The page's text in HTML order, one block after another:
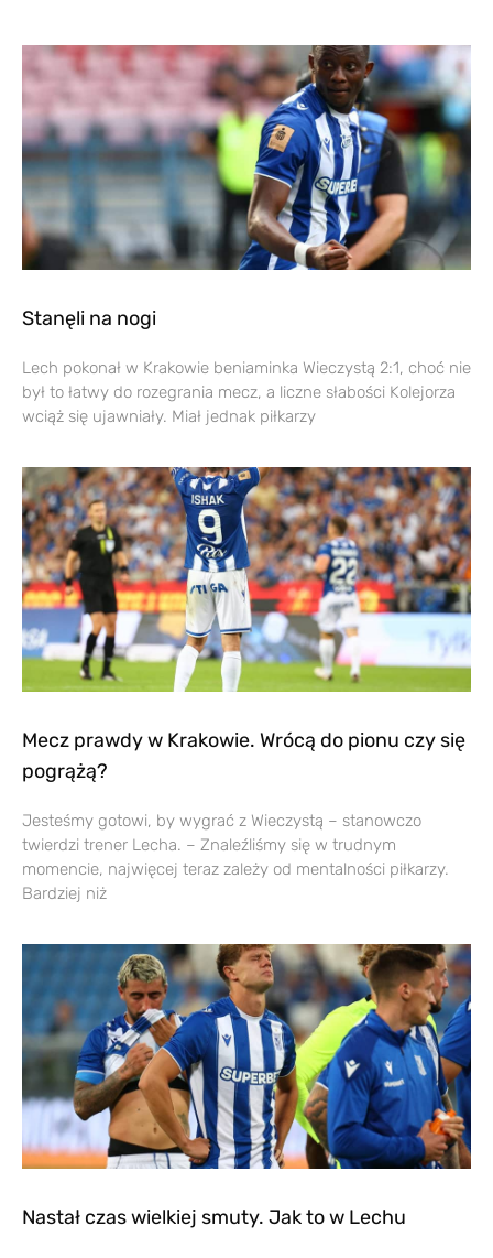
Stanęli na nogi
Lech pokonał w Krakowie beniaminka Wieczystą 2:1, choć nie
był to łatwy do rozegrania mecz, a liczne słabości Kolejorza
wciąż się ujawniały. Miał jednak piłkarzy
Mecz prawdy w Krakowie. Wrócą do pionu czy się
pogrążą?
Jesteśmy gotowi, by wygrać z Wieczystą – stanowczo
twierdzi trener Lecha. – Znaleźliśmy się w trudnym
momencie, najwięcej teraz zależy od mentalności piłkarzy.
Bardziej niż
Nastał czas wielkiej smuty. Jak to w Lechu